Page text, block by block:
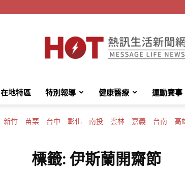
HotMessage
熱
在地特區 特別報導 健康醫療 運動賽事
新竹 苗栗 台中 彰化 南投 雲林 嘉義 台南 高
標籤: 伊斯蘭開齋節